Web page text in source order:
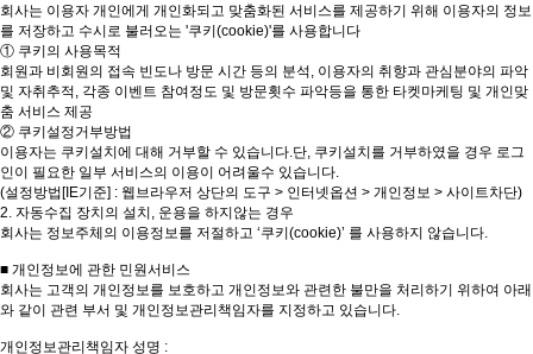
회사는 이용자 개인에게 개인화되고 맞춤화된 서비스를 제공하기 위해 이용자의 정보
를 저장하고 수시로 불러오는 '쿠키(cookie)'를 사용합니다
① 쿠키의 사용목적
회원과 비회원의 접속 빈도나 방문 시간 등의 분석, 이용자의 취향과 관심분야의 파악
및 자취추적, 각종 이벤트 참여정도 및 방문횟수 파악등을 통한 타켓마케팅 및 개인맞
춤 서비스 제공
② 쿠키설정거부방법
이용자는 쿠키설치에 대해 거부할 수 있습니다.단, 쿠키설치를 거부하였을 경우 로그
인이 필요한 일부 서비스의 이용이 어려울수 있습니다.
(설정방법[IE기준] : 웹브라우저 상단의 도구 > 인터넷옵션 > 개인정보 > 사이트차단)
2. 자동수집 장치의 설치, 운용을 하지않는 경우
회사는 정보주체의 이용정보를 저절하고 ‘쿠키(cookie)’ 를 사용하지 않습니다.
■ 개인정보에 관한 민원서비스
회사는 고객의 개인정보를 보호하고 개인정보와 관련한 불만을 처리하기 위하여 아래
와 같이 관련 부서 및 개인정보관리책임자를 지정하고 있습니다.
개인정보관리책임자 성명 :